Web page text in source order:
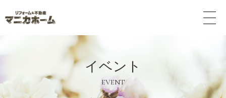
メ
イベント
EVENT